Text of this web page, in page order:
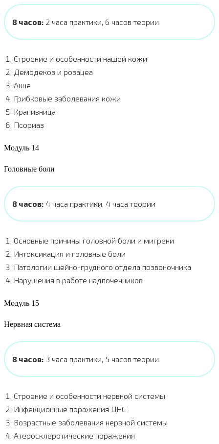
8 часов: 2 часа практики, 6 часов теории
Строение и особенности нашей кожи
Демодекоз и розацеа
Акне
Грибковые заболевания кожи
Крапивница
Псориаз
Модуль 14
Головные боли
8 часов: 4 часа практики, 4 часа теории
Основные причины головной боли и мигрени
Интоксикация и головные боли
Патологии шейно-грудного отдела позвоночника
Нарушения в работе надпочечников
Модуль 15
Нервная система
8 часов: 3 часа практики, 5 часов теории
Строение и особенности нервной системы
Инфекционные поражения ЦНС
Возрастные заболевания нервной системы
Атеросклеротические поражения